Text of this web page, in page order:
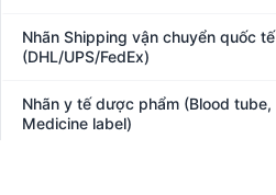
Nhãn Shipping vận chuyển quốc tế
(DHL/UPS/FedEx)
Nhãn y tế dược phẩm (Blood tube,
Medicine label)